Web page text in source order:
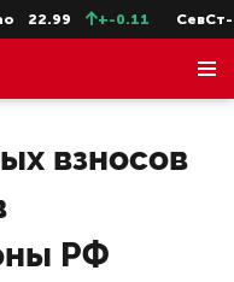
22.99 +-0.11 СевСт-ао
взносов
РФ